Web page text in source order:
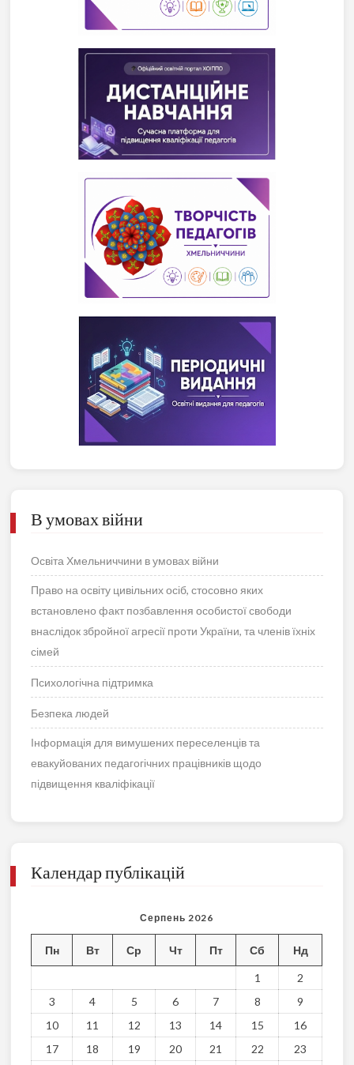
В умовах війни
Освіта Хмельниччини в умовах війни
Право на освіту цивільних осіб, стосовно яких
встановлено факт позбавлення особистої свободи
внаслідок збройної агресії проти України, та членів їхніх
сімей
Психологічна підтримка
Безпека людей
Інформація для вимушених переселенців та
евакуйованих педагогічних працівників щодо
підвищення кваліфікації
Календар публікацій
Серпень 2026
Пн Вт Ср Чт Пт Сб Нд
1
2
3
4 5 6 7 8
9
10
11 12 13 14 15
16
17
18 19 20 21 22
23